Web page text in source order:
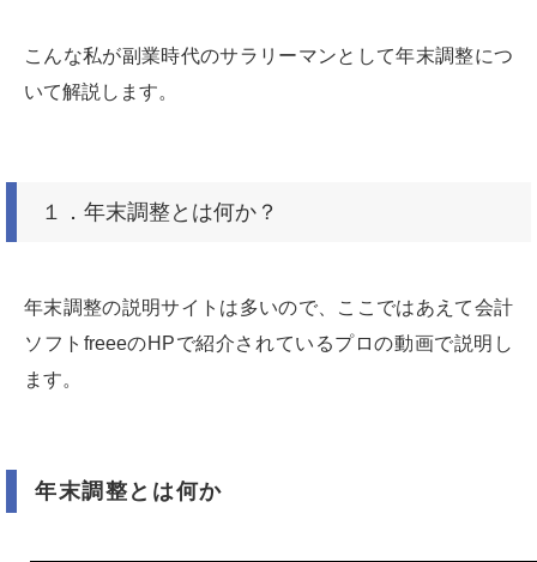
こんな私が副業時代のサラリーマンとして年末調整につ
いて解説します。
１．年末調整とは何か？
年末調整の説明サイトは多いので、ここではあえて会計
ソフトfreeeのHPで紹介されているプロの動画で説明し
ます。
年末調整とは何か